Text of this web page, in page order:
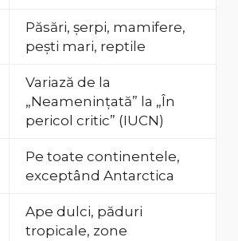
Păsări, șerpi, mamifere,
pești mari, reptile
Variază de la
„Neamenințată” la „În
pericol critic” (IUCN)
Pe toate continentele,
exceptând Antarctica
Ape dulci, păduri
tropicale, zone